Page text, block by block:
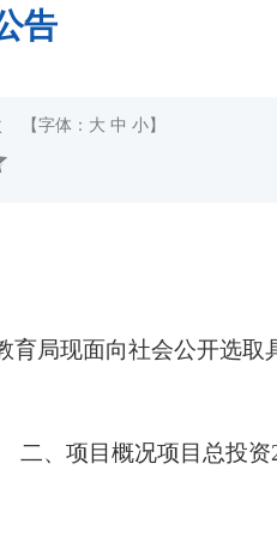
告
【字体： 大 中 小 】
局现面向社会公开选取
二、项目概况项目总投资